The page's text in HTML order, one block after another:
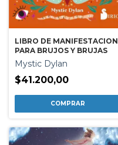
LIBRO DE MANIFESTACION
PARA BRUJOS Y BRUJAS
Mystic Dylan
$41.200,00